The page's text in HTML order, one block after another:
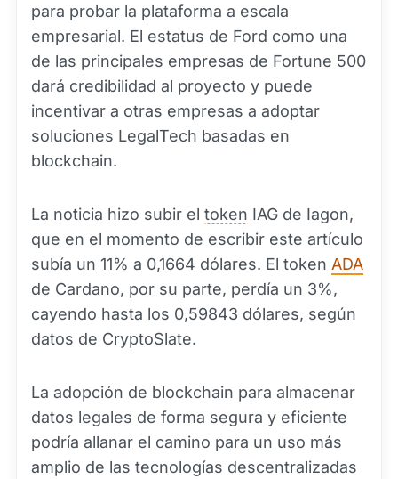
para probar la plataforma a escala
empresarial. El estatus de Ford como una
de las principales empresas de Fortune 500
dará credibilidad al proyecto y puede
incentivar a otras empresas a adoptar
soluciones LegalTech basadas en
blockchain.
La noticia hizo subir el token IAG de Iagon,
que en el momento de escribir este artículo
subía un 11% a 0,1664 dólares. El token ADA
de Cardano, por su parte, perdía un 3%,
cayendo hasta los 0,59843 dólares, según
datos de CryptoSlate.
La adopción de blockchain para almacenar
datos legales de forma segura y eficiente
podría allanar el camino para un uso más
amplio de las tecnologías descentralizadas